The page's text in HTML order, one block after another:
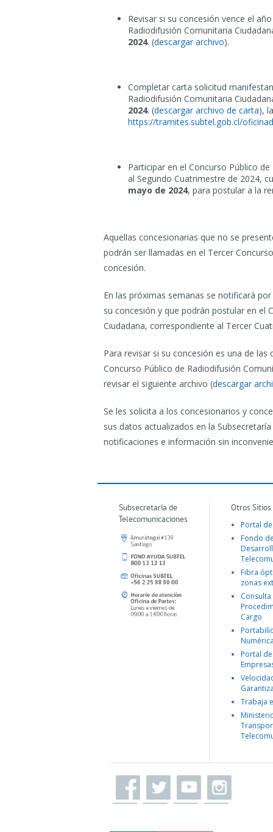
Revisar si su concesión vence el
Radiodifusión Comunitaria
2024. (descargar archivo).
Completar carta solicitud
Radiodifusión Comunitaria
2024. (descargar archivo de carta),
https://tramites.subtel.gob.cl/
Participar en el Concurso Público
al Segundo Cuatrimestre de 2024,
mayo de 2024, para postular a la
Aquellas concesionarias que no se
podrán ser llamadas en el Tercer
concesión.
En las próximas semanas se notificará
su concesión y que podrán postular en el
Ciudadana, correspondiente al Tercer
Para revisar si su concesión es una de
Concurso Público de Radiodifusión
revisar el siguiente archivo (descargar
Se les solicita a los concesionarios y
sus datos actualizados en la
notificaciones e información sin
Subsecretaría de
Telecomunicaciones
Otros
Portal
Fondo
Fibra
zonas
Consulta
Cargo
Portal
Trabaja